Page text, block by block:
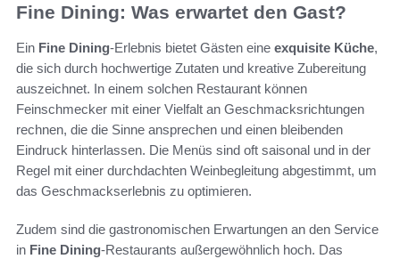
Fine Dining: Was erwartet den Gast?
Ein Fine Dining-Erlebnis bietet Gästen eine exquisite Küche,
die sich durch hochwertige Zutaten und kreative Zubereitung
auszeichnet. In einem solchen Restaurant können
Feinschmecker mit einer Vielfalt an Geschmacksrichtungen
rechnen, die die Sinne ansprechen und einen bleibenden
Eindruck hinterlassen. Die Menüs sind oft saisonal und in der
Regel mit einer durchdachten Weinbegleitung abgestimmt, um
das Geschmackserlebnis zu optimieren.
Zudem sind die gastronomischen Erwartungen an den Service
in Fine Dining-Restaurants außergewöhnlich hoch. Das